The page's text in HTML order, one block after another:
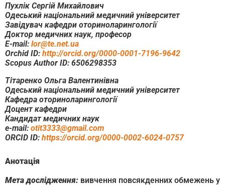
Пухлік Сергій Михайлович
Одеський національний медичний університет
Завідувач кафедри оториноларингології
Доктор медичних наук, професор
E-mail: lor@te.net.ua
Orchid ID: http://orcid.org/0000-0001-7196-9642
Scopus Author ID: 6506298353
Тітаренко Ольга Валентинівна
Одеський національний медичний університет
Кафедра оториноларингології
Доцент кафедри
Кандидат медичних наук
e-mail: otit3333@gmail.com
ORCID ID: https://orcid.org/0000-0002-6024-0757
Анотація
Мета дослідження: вивчення повсякденних обмежень у